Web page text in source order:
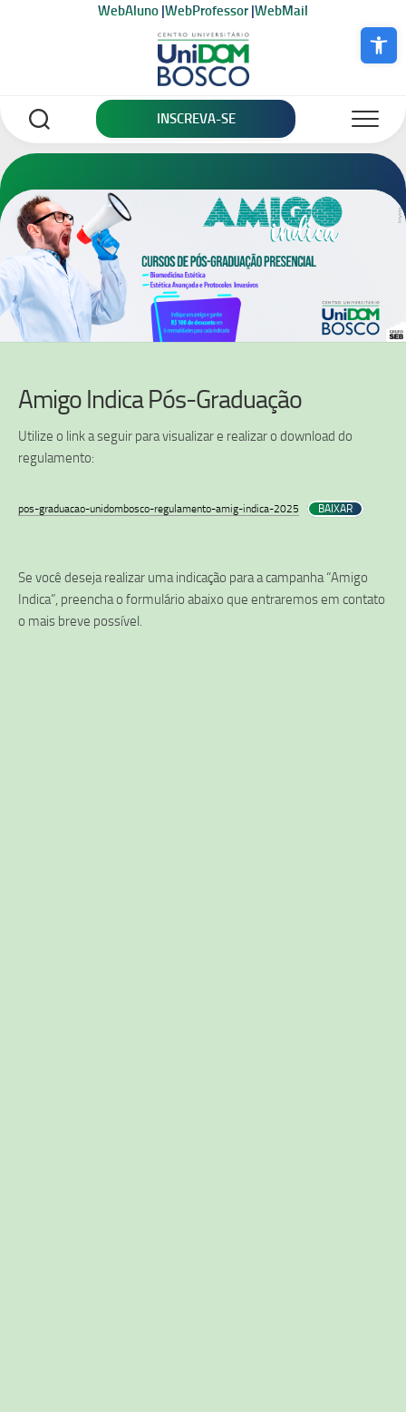
Abrir a
WebAluno |WebProfessor |WebMail
INSCREVA-SE
Amigo Indica Pós-Graduação
Utilize o link a seguir para visualizar e realizar o download do
regulamento:
pos-graduacao-unidombosco-regulamento-amig-indica-2025 BAIXAR
Se você deseja realizar uma indicação para a campanha “Amigo
Indica”, preencha o formulário abaixo que entraremos em contato
o mais breve possível.​